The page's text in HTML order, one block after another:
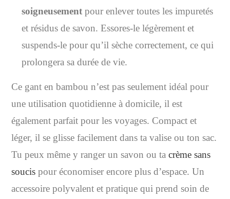
soigneusement pour enlever toutes les impuretés
et résidus de savon. Essores-le légèrement et
suspends-le pour qu’il sèche correctement, ce qui
prolongera sa durée de vie.
Ce gant en bambou n’est pas seulement idéal pour
une utilisation quotidienne à domicile, il est
également parfait pour les voyages. Compact et
léger, il se glisse facilement dans ta valise ou ton sac.
Tu peux même y ranger un savon ou tacrème sans
soucis pour économiser encore plus d’espace. Un
accessoire polyvalent et pratique qui prend soin de